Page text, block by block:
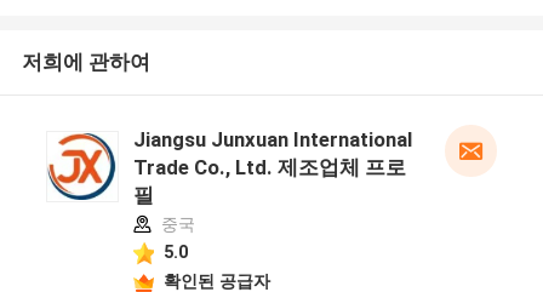
저희에 관하여
Jiangsu Junxuan International
Trade Co., Ltd. 제조업체 프로
필
중국
5.0
확인된 공급자